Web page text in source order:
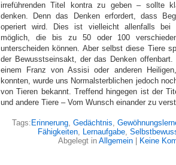
irreführenden Titel kontra zu geben – sollte
denken. Denn das Denken erfordert, dass
operiert wird. Dies ist vielleicht allenfalls bei
möglich, die bis zu 50 oder 100
unterscheiden können. Aber selbst diese Tiere
der Bewusstseinsakt, der das Denken offenbart.
einem Franz von Assisi oder anderen
konnten, wurde uns Normalsterblichen jedoch
von Tieren bekannt. Treffend hingegen ist der
und andere Tiere – Vom Wunsch einander zu
Tags: Erinnerung, Gedächtnis,
Fähigkeiten, Lernaufgabe,
Abgelegt in Allgemein Keine